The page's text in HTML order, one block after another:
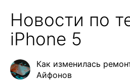
Новости по
iPhone 5
Как изменилась
Айфонов